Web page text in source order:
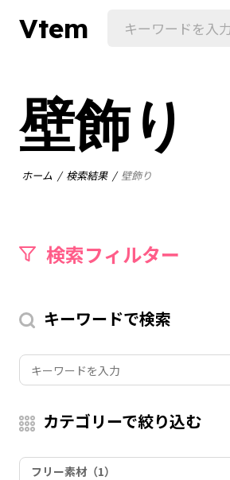
Vtem
壁飾り
ホーム 検索結果 壁飾り
検索フィルター
キーワードで検索
カテゴリーで絞り込む
フリー素材（1）